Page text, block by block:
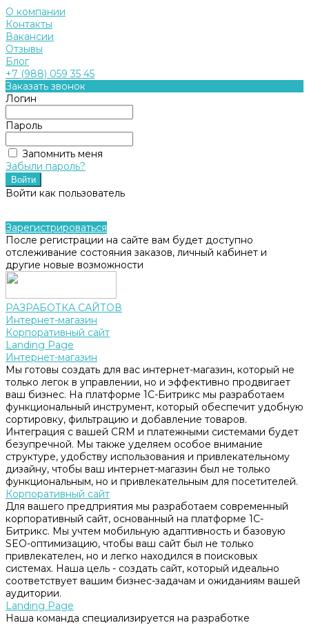
О компании
Контакты
Вакансии
Отзывы
Блог
+7 (988) 059 35 45
Заказать звонок
Логин
Пароль
Запомнить меня
Забыли пароль?
Войти как пользователь
Зарегистрироваться
После регистрации на сайте вам будет доступно
отслеживание состояния заказов, личный кабинет и
другие новые возможности
РАЗРАБОТКА САЙТОВ
Интернет-магазин
Корпоративный сайт
Landing Page
Интернет-магазин
Мы готовы создать для вас интернет-магазин, который не
только легок в управлении, но и эффективно продвигает
ваш бизнес. На платформе 1С-Битрикс мы разработаем
функциональный инструмент, который обеспечит удобную
сортировку, фильтрацию и добавление товаров.
Интеграция с вашей CRM и платежными системами будет
безупречной. Мы также уделяем особое внимание
структуре, удобству использования и привлекательному
дизайну, чтобы ваш интернет-магазин был не только
функциональным, но и привлекательным для посетителей.
Корпоративный сайт
Для вашего предприятия мы разработаем современный
корпоративный сайт, основанный на платформе 1С-
Битрикс. Мы учтем мобильную адаптивность и базовую
SEO-оптимизацию, чтобы ваш сайт был не только
привлекателен, но и легко находился в поисковых
системах. Наша цель - создать сайт, который идеально
соответствует вашим бизнес-задачам и ожиданиям вашей
аудитории.
Landing Page
Наша команда специализируется на разработке